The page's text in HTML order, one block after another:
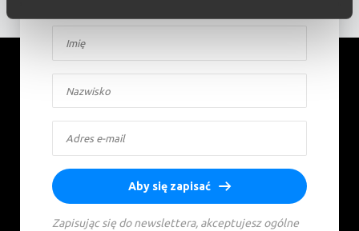
Aby się zapisać
Zapisując się do newslettera, akceptujesz ogólne